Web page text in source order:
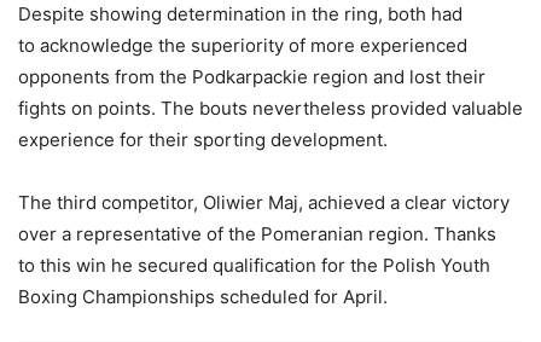
Despite showing determination in the ring, both had
to acknowledge the superiority of more experienced
opponents from the Podkarpackie region and lost their
fights on points. The bouts nevertheless provided valuable
experience for their sporting development.
The third competitor, Oliwier Maj, achieved a clear victory
over a representative of the Pomeranian region. Thanks
to this win he secured qualification for the Polish Youth
Boxing Championships scheduled for April.